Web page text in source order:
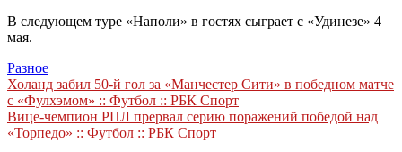
В следующем туре «Наполи» в гостях сыграет с «Удинезе» 4
мая.
Разное
Навигация
по
записям
Холанд забил 50-й гол за «Манчестер Сити» в победном матче
с «Фулхэмом» :: Футбол :: РБК Спорт
Вице-чемпион РПЛ прервал серию поражений победой над
«Торпедо» :: Футбол :: РБК Спорт